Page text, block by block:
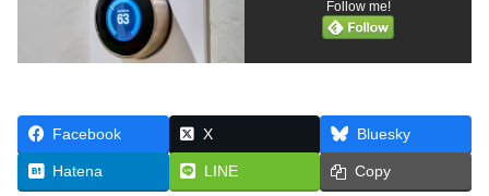
Follow me!
Facebook X Bluesky
Hatena LINE Copy